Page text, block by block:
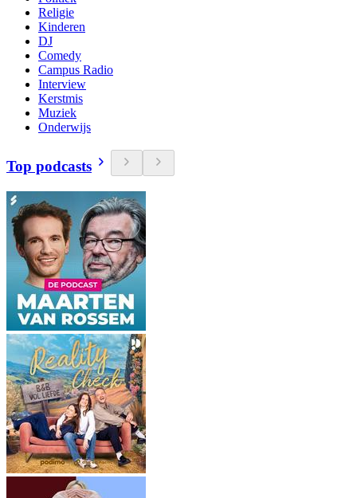
Religie
Kinderen
DJ
Comedy
Campus Radio
Interview
Kerstmis
Muziek
Onderwijs
Top podcasts